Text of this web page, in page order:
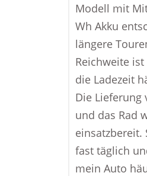
Modell mit
Wh Akku
längere
Reichweite
die Ladezeit
Die Lieferung
und das Rad
einsatzbereit.
fast täglich
mein Auto